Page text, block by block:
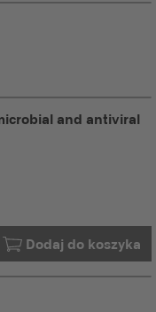
and antiviral
Dodaj do koszyka
Już w Twoim